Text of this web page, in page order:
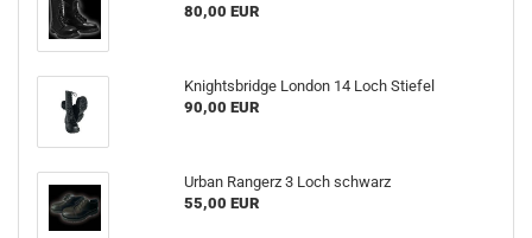
80,00 EUR
Knightsbridge London 14 Loch Stiefel
90,00 EUR
Urban Rangerz 3 Loch schwarz
55,00 EUR